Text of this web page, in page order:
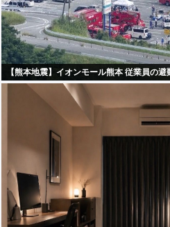
【熊本地震】イオンモール熊本 従業員の